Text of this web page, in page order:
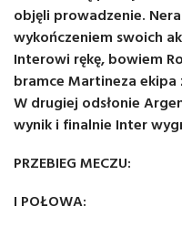
objęli prowadzenie.
wykończeniem swoich
Interowi rękę, bowiem
bramce Martineza ekipa
W drugiej odsłonie
wynik i finalnie Inter
PRZEBIEG MECZU:
I POŁOWA: